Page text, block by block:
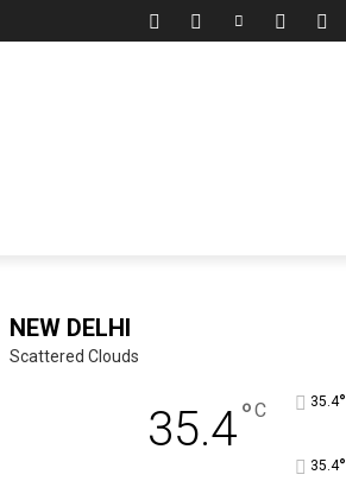
NEW DELHI
Scattered Clouds
35.4°C 35.4°
35.4°